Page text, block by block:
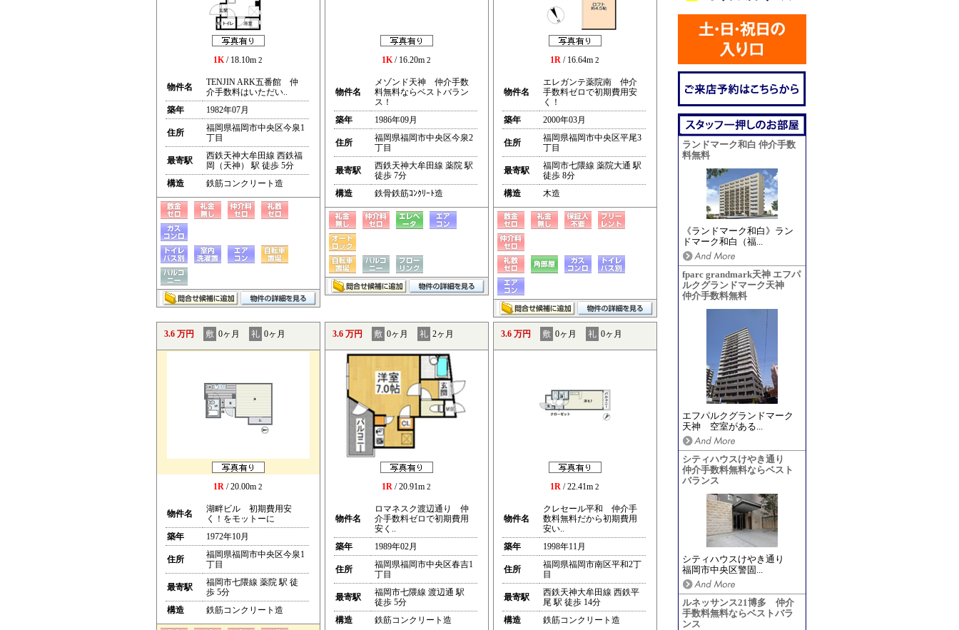
ランドマーク和白 仲介手数
料無料
《ランドマーク和白》ラン
ドマーク和白（福...
fparc grandmark天神 エフパ
ルクグランドマーク天神
仲介手数料無料
エフパルクグランドマーク
天神 空室がある...
シティハウスけやき通り
仲介手数料無料ならベスト
バランス
シティハウスけやき通り
福岡市中央区警固...
ルネッサンス21博多 仲介
手数料無料ならベストバラ
ンス
1K/ 18.10m 2
物件名
TENJIN ARK五番館 仲
介手数料はいただい..
築年
1982年07月
住所
福岡県福岡市中央区今泉1
丁目
最寄駅
西鉄天神大牟田線 西鉄福
岡（天神） 駅 徒歩 5分
構造
鉄筋コンクリート造
1K/ 16.20m 2
物件名
メゾンド天神 仲介手数
料無料ならベストバラン
ス！
築年
1986年09月
住所
福岡県福岡市中央区今泉2
丁目
最寄駅
西鉄天神大牟田線 薬院 駅
徒歩 7分
構造
鉄骨鉄筋ｺﾝｸﾘｰﾄ造
1R / 16.64m 2
物件名
エレガンテ薬院南 仲介
手数料ゼロで初期費用安
く！
築年
2000年03月
住所
福岡県福岡市中央区平尾3
丁目
最寄駅
福岡市七隈線 薬院大通 駅
徒歩 8分
構造
木造
3.6 万円 敷 0ヶ月 礼 0ヶ月
1R / 20.00m 2
物件名
湖畔ビル 初期費用安
く！をモットーに
築年
1972年10月
住所
福岡県福岡市中央区今泉1
丁目
最寄駅
福岡市七隈線 薬院 駅 徒
歩 5分
構造
鉄筋コンクリート造
3.6 万円 敷 0ヶ月 礼 2ヶ月
1R / 20.91m 2
物件名
ロマネスク渡辺通り 仲
介手数料ゼロで初期費用
安く..
築年
1989年02月
住所
福岡県福岡市中央区春吉1
丁目
最寄駅
福岡市七隈線 渡辺通 駅
徒歩 5分
構造
鉄筋コンクリート造
3.6 万円 敷 0ヶ月 礼 0ヶ月
1R / 22.41m 2
物件名
クレセール平和 仲介手
数料無料だから初期費用
安い..
築年
1998年11月
住所
福岡県福岡市南区平和2丁
目
最寄駅
西鉄天神大牟田線 西鉄平
尾 駅 徒歩 14分
構造
鉄筋コンクリート造